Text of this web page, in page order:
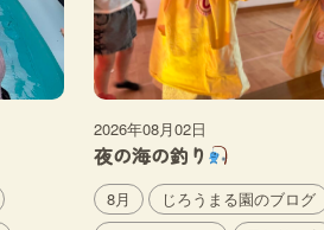
2026年08月02日
夜の海の釣り
8月
じろうまる園のブログ